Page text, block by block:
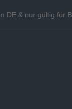
DE & nur gültig für
DE & nur gültig für